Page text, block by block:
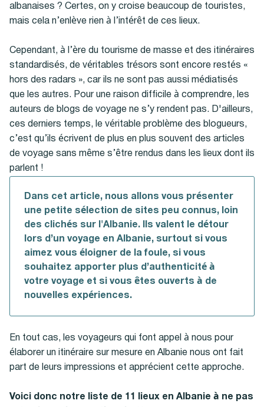
albanaises ? Certes, on y croise beaucoup de touristes,
mais cela n’enlève rien à l’intérêt de ces lieux.
Cependant, à l’ère du tourisme de masse et des itinéraires
standardisés, de véritables trésors sont encore restés «
hors des radars », car ils ne sont pas aussi médiatisés
que les autres. Pour une raison difficile à comprendre, les
auteurs de blogs de voyage ne s’y rendent pas. D'ailleurs,
ces derniers temps, le véritable problème des blogueurs,
c’est qu’ils écrivent de plus en plus souvent des articles
de voyage sans même s’être rendus dans les lieux dont ils
parlent !
Dans cet article, nous allons vous présenter
une petite sélection de sites peu connus, loin
des clichés sur l'Albanie. Ils valent le détour
lors d’un voyage en Albanie, surtout si vous
aimez vous éloigner de la foule, si vous
souhaitez apporter plus d’authenticité à
votre voyage et si vous êtes ouverts à de
nouvelles expériences.
En tout cas, les voyageurs qui font appel à nous pour
élaborer un itinéraire sur mesure en Albanie nous ont fait
part de leurs impressions et apprécient cette approche.
Voici donc notre liste de 11 lieux en Albanie à ne pas